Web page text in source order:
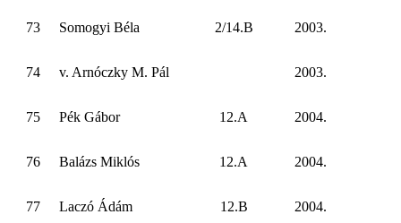
73 Somogyi Béla 2/14.B 2003.
74 v. Arnóczky M. Pál 2003.
75 Pék Gábor 12.A 2004.
76 Balázs Miklós 12.A 2004.
77 Laczó Ádám 12.B 2004.